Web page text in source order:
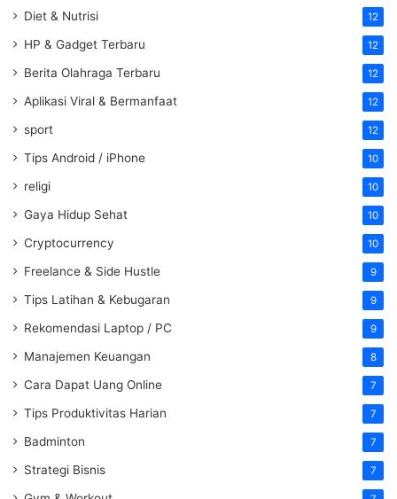
Diet & Nutrisi 12
HP & Gadget Terbaru 12
Berita Olahraga Terbaru 12
Aplikasi Viral & Bermanfaat 12
sport 12
Tips Android / iPhone 10
religi 10
Gaya Hidup Sehat 10
Cryptocurrency 10
Freelance & Side Hustle 9
Tips Latihan & Kebugaran 9
Rekomendasi Laptop / PC 9
Manajemen Keuangan 8
Cara Dapat Uang Online 7
Tips Produktivitas Harian 7
Badminton 7
Strategi Bisnis 7